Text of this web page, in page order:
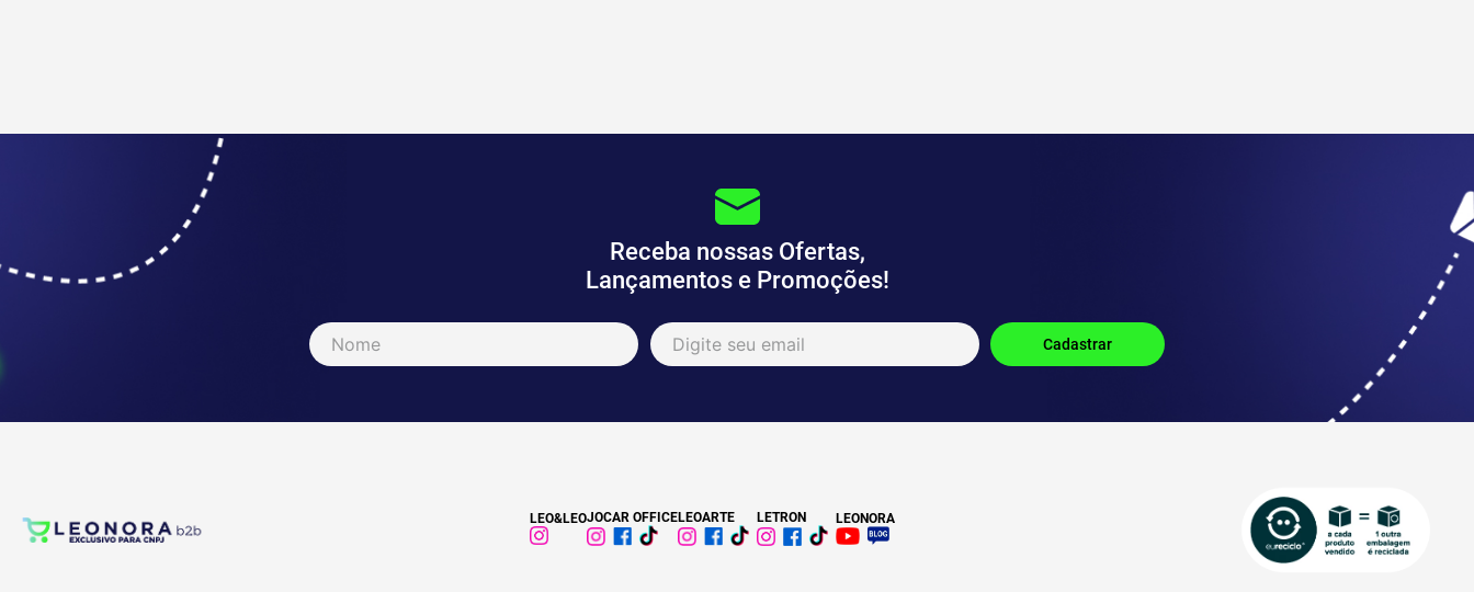
Receba nossas Ofertas,
Lançamentos e Promoções!
LEO&LEOJOCAR OFFICELEOARTE LETRON LEONORA